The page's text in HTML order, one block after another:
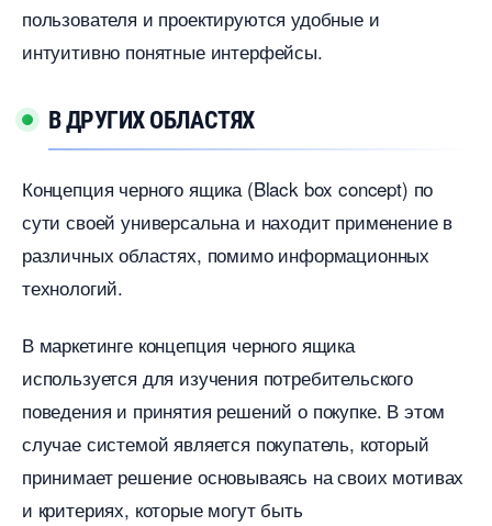
пользователя и проектируются удобные и
интуитивно понятные интерфейсы.​
ДРУГИХ ОБЛАСТЯХ
Концепция черного ящика (Black box concept) по
сути своей универсальна и находит применение
различных областях, помимо информационных
технологий.​
маркетинге концепция черного ящика
используется для изучения потребительского
поведения и принятия решений о покупке.​ В этом
случае системой является покупатель, который
принимает решение основываясь на своих мотивах
и критериях, которые могут быть